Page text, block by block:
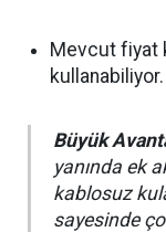
Mevcut fiyat
kullanabiliyor.
Büyük
yanında ek
kablosuz
sayesinde